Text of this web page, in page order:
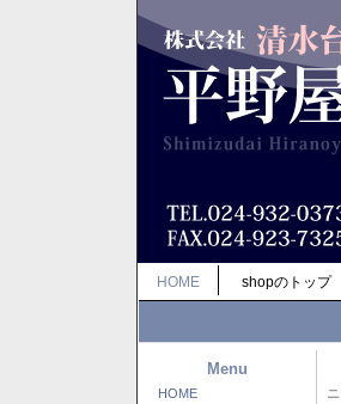
HOME shopのトップ
Menu
HOME